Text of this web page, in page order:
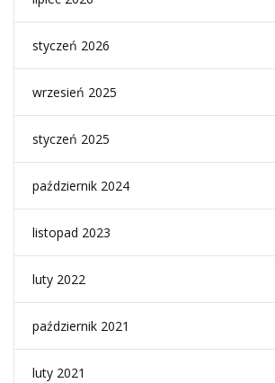
styczeń 2026
wrzesień 2025
styczeń 2025
październik 2024
listopad 2023
luty 2022
październik 2021
luty 2021